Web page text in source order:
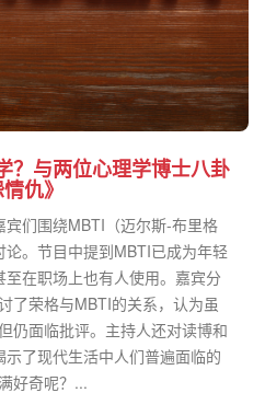
？与两位心理学博士八卦
仇》
们围绕MBTI（迈尔斯-布里格
。节目中提到MBTI已成为年轻
在职场上也有人使用。嘉宾分
了荣格与MBTI的关系，认为虽
仍面临批评。主持人还对读博和
了现代生活中人们普遍面临的
好奇呢？...